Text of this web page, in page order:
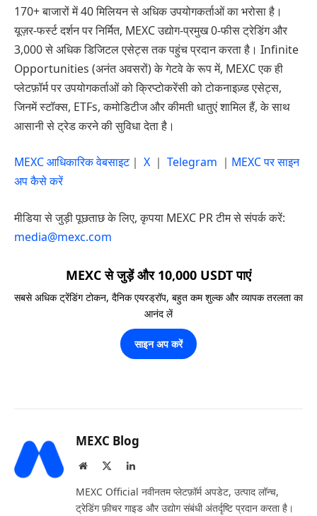
170+ बाजारों में 40 मिलियन से अधिक उपयोगकर्ताओं का भरोसा है।
यूज़र-फर्स्ट दर्शन पर निर्मित, MEXC उद्योग-प्रमुख 0-फीस ट्रेडिंग और
3,000 से अधिक डिजिटल एसेट्स तक पहुंच प्रदान करता है। Infinite
Opportunities (अनंत अवसरों) के गेटवे के रूप में, MEXC एक ही
प्लेटफ़ॉर्म पर उपयोगकर्ताओं को क्रिप्टोकरेंसी को टोकनाइज़्ड एसेट्स,
जिनमें स्टॉक्स, ETFs, कमोडिटीज और कीमती धातुएं शामिल हैं, के साथ
आसानी से ट्रेड करने की सुविधा देता है।
MEXC आधिकारिक वेबसाइट｜ X ｜ Telegram ｜ MEXC पर साइन
अप कैसे करें
मीडिया से जुड़ी पूछताछ के लिए, कृपया MEXC PR टीम से संपर्क करें:
media@mexc.com
MEXC से जुड़ें और 10,000 USDT पाएं
सबसे अधिक ट्रेंडिंग टोकन, दैनिक एयरड्रॉप, बहुत कम शुल्क और व्यापक तरलता का
आनंद लें
साइन अप करें
MEXC Blog
Website LinkedIn
MEXC Official नवीनतम प्लेटफ़ॉर्म अपडेट, उत्पाद लॉन्च,
ट्रेडिंग फ़ीचर गाइड और उद्योग संबंधी अंतर्दृष्टि प्रदान करता है।